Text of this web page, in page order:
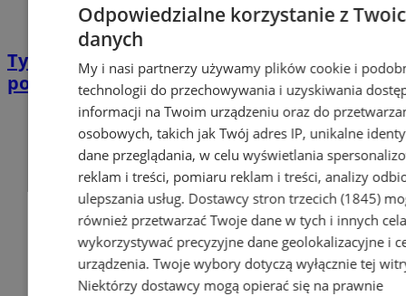
Tymczasowy areszt za zabójstwo w
powiecie wodzisławskim!
Odpowiedzialne korzystanie z
danych
My i nasi partnerzy używamy plików cookie i
technologii do przechowywania i uzyskiwania
informacji na Twoim urządzeniu oraz do
osobowych, takich jak Twój adres IP, unikalne
dane przeglądania, w celu wyświetlania
reklam i treści, pomiaru reklam i treści, analizy
ulepszania usług. Dostawcy stron trzecich (1845)
również przetwarzać Twoje dane w tych i innych
wykorzystywać precyzyjne dane geolokalizacyjne i
urządzenia. Twoje wybory dotyczą wyłącznie tej
Niektórzy dostawcy mogą opierać się na prawnie